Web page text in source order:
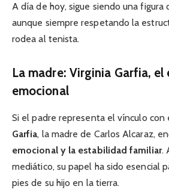
A día de hoy, sigue siendo una
aunque siempre respetando la
rodea al tenista.
La madre: Virginia Garfia,
emocional
Si el padre representa el vínculo con
Garfia, la madre de Carlos Alcaraz,
emocional y la estabilidad familiar.
mediático, su papel ha sido esencial
pies de su hijo en la tierra.